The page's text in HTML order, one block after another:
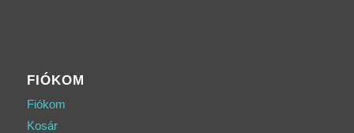
FIÓKOM
Fiókom
Kosár